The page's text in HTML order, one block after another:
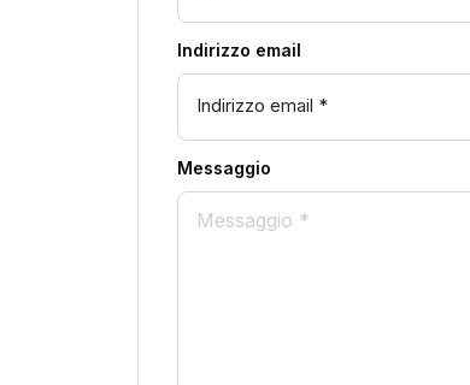
Indirizzo email
Messaggio